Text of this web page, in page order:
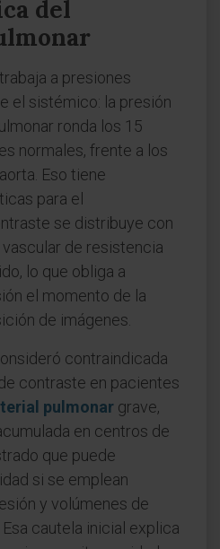
del
a presiones
el sistémico: la presión
ronda los 15
normales, frente a los
Eso tiene
para el
se distribuye con
de resistencia
lo que obliga a
el momento de la
de imágenes.
contraindicada
contraste en pacientes
pulmonar grave,
en centros de
que puede
si se emplean
y volúmenes de
cautela inicial explica